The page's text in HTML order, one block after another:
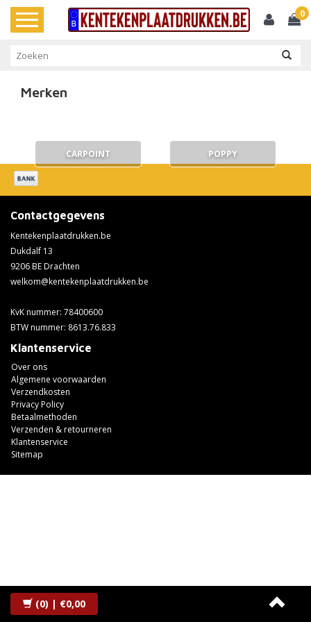
Toggle
navigation
0
Merken
CARPOINT POPPY
Contactgegevens
Kentekenplaatdrukken.be
Dukdalf 13
9206 BE Drachten
welkom@kentekenplaatdrukken.be
KvK nummer: 78400600
BTW nummer: 8613.76.833
Klantenservice
Over ons
Algemene voorwaarden
Verzendkosten
Privacy Policy
Betaalmethoden
Verzenden & retourneren
Klantenservice
Sitemap
(0) | €0,00